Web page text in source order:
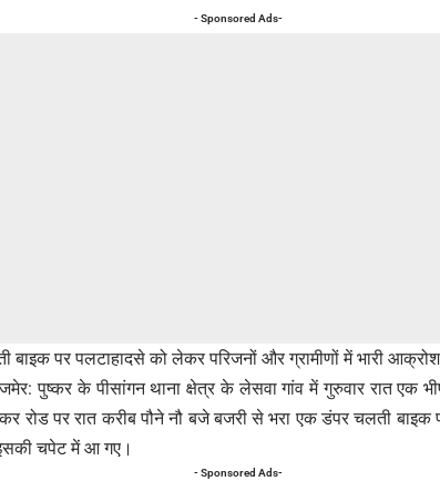
- Sponsored Ads-
बाइक पर पलटाहादसे को लेकर परिजनों और ग्रामीणों में भारी आक्रोश
पुष्कर के पीसांगन थाना क्षेत्र के लेसवा गांव में गुरुवार रात
रोड पर रात करीब पौने नौ बजे बजरी से भरा एक डंपर चलती बाइक
चपेट में आ गए।
- Sponsored Ads-